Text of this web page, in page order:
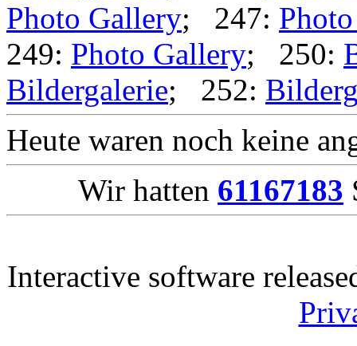
Photo Gallery; 247:
249: Photo Gallery; 250:
Bildergalerie; 252:
Heute waren noch keine
Wir hatten 61167183
Interactive software